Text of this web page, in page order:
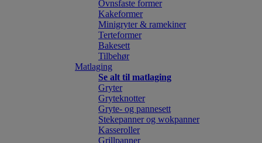
Ovnsfaste former
Kakeformer
Minigryter & ramekiner
Terteformer
Bakesett
Tilbehør
Matlaging
Se alt til matlaging
Gryter
Gryteknotter
Gryte- og pannesett
Stekepanner og wokpanner
Kasseroller
Grillpanner